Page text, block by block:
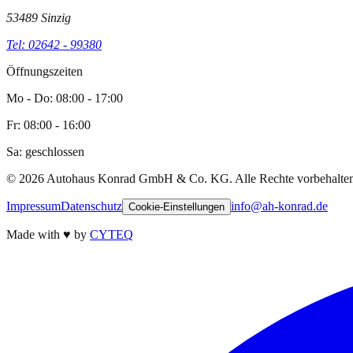
53489 Sinzig
Tel: 02642 - 99380
Öffnungszeiten
Mo - Do: 08:00 - 17:00
Fr: 08:00 - 16:00
Sa: geschlossen
© 2026 Autohaus Konrad GmbH & Co. KG. Alle Rechte
ImpressumDatenschutz Cookie-Einstellungen info@ah-konrad.de
Made with ♥ by CYTEQ